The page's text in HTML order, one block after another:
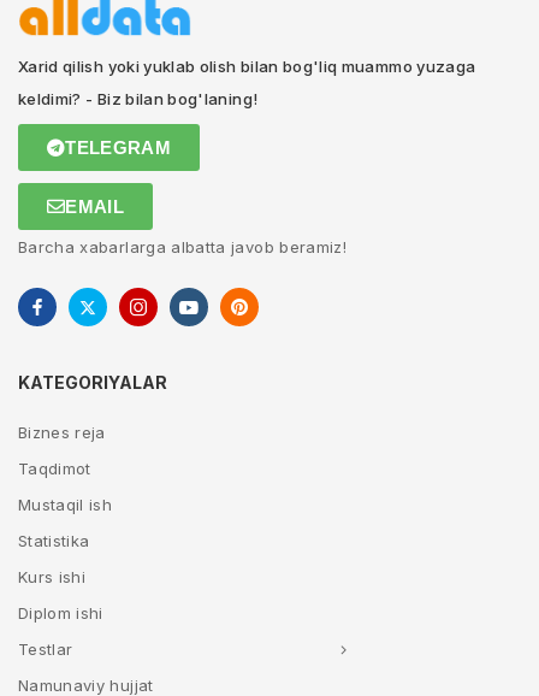
Xarid qilish yoki yuklab olish bilan bog'liq muammo yuzaga
keldimi? - Biz bilan bog'laning!
TELEGRAM
EMAIL
Barcha xabarlarga albatta javob beramiz!
KATEGORIYALAR
Biznes reja
Taqdimot
Mustaqil ish
Statistika
Kurs ishi
Diplom ishi
Testlar
Namunaviy hujjat